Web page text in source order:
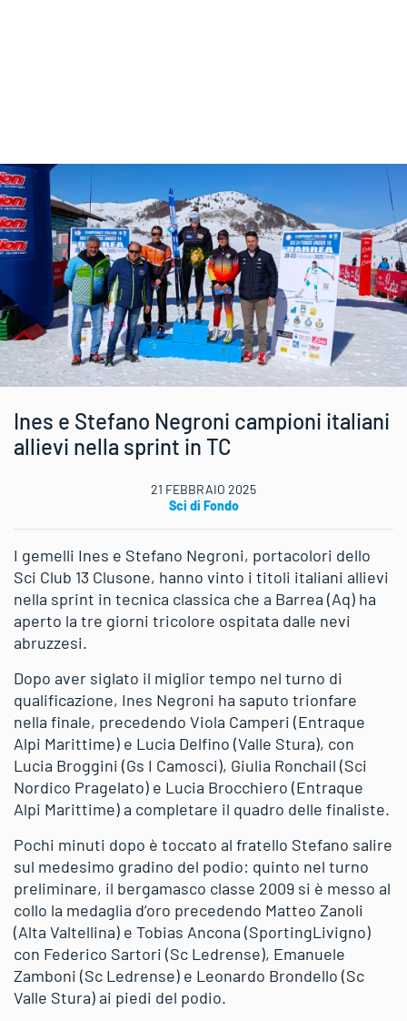
Ines e Stefano Negroni campioni italiani
allievi nella sprint in TC
21 FEBBRAIO 2025
Sci di Fondo
I gemelli Ines e Stefano Negroni, portacolori dello
Sci Club 13 Clusone, hanno vinto i titoli italiani allievi
nella sprint in tecnica classica che a Barrea (Aq) ha
aperto la tre giorni tricolore ospitata dalle nevi
abruzzesi.
Dopo aver siglato il miglior tempo nel turno di
qualificazione, Ines Negroni ha saputo trionfare
nella finale, precedendo Viola Camperi (Entraque
Alpi Marittime) e Lucia Delfino (Valle Stura), con
Lucia Broggini (Gs I Camosci), Giulia Ronchail (Sci
Nordico Pragelato) e Lucia Brocchiero (Entraque
Alpi Marittime) a completare il quadro delle finaliste.
Pochi minuti dopo è toccato al fratello Stefano salire
sul medesimo gradino del podio: quinto nel turno
preliminare, il bergamasco classe 2009 si è messo al
collo la medaglia d’oro precedendo Matteo Zanoli
(Alta Valtellina) e Tobias Ancona (SportingLivigno)
con Federico Sartori (Sc Ledrense), Emanuele
Zamboni (Sc Ledrense) e Leonardo Brondello (Sc
Valle Stura) ai piedi del podio.